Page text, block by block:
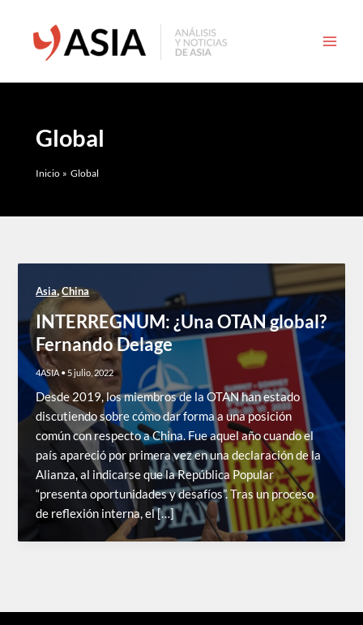
contenido
Global
Inicio Global
Asia,China
INTERREGNUM: ¿Una OTAN global?
Fernando Delage
4ASIA • 5 julio, 2022
Desde 2019, los miembros de la OTAN han estado
discutiendo sobre cómo dar forma a una posición
común con respecto a China. Fue aquel año cuando el
país apareció por primera vez en una declaración de la
Alianza, al indicarse que la República Popular
“presenta oportunidades y desafíos”. Tras un proceso
de reflexión interna, el […]